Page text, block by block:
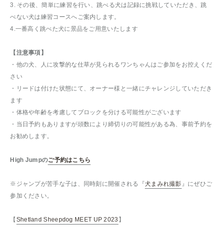
3. その後、簡単に練習を行い、跳べる犬は記録に挑戦していただき、跳
べない犬は練習コースへご案内します。
4.一番高く跳べた犬に景品をご用意いたします
【注意事項】
・他の犬、人に攻撃的な仕草が見られるワンちゃんはご参加をお控えくだ
さい
・リードは付けた状態にて、オーナー様と一緒にチャレンジしていただき
ます
・体格や年齢を考慮してブロックを分ける可能性がございます
・当日予約もありますが頭数により締切りの可能性がある為、事前予約を
お勧めします。
High Jumpのご予約はこちら
※ジャンプが苦手な子は、同時刻に開催される『犬まみれ撮影 』にぜひご
参加ください。
【Shetland Sheepdog MEET UP 2023 】